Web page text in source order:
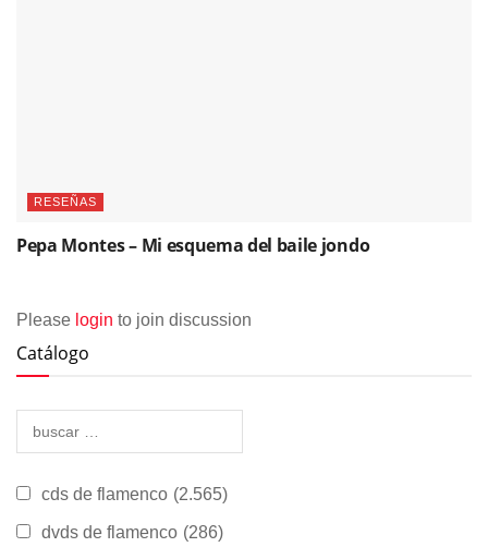
RESEÑAS
Pepa Montes – Mi esquema del baile jondo
Please login to join discussion
Catálogo
cds de flamenco (2.565)
dvds de flamenco (286)